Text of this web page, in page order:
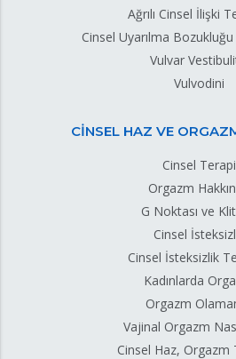
Ağrılı Cinsel İlişki
Cinsel Uyarılma Bozukluğu
Vulvar
Vulvodini
CİNSEL HAZ VE
Cinsel Terapi
Orgazm
G Noktası ve
Cinsel
Cinsel İsteksizlik
Kadınlarda
Orgazm
Vajinal Orgazm
Cinsel Haz, Orgazm